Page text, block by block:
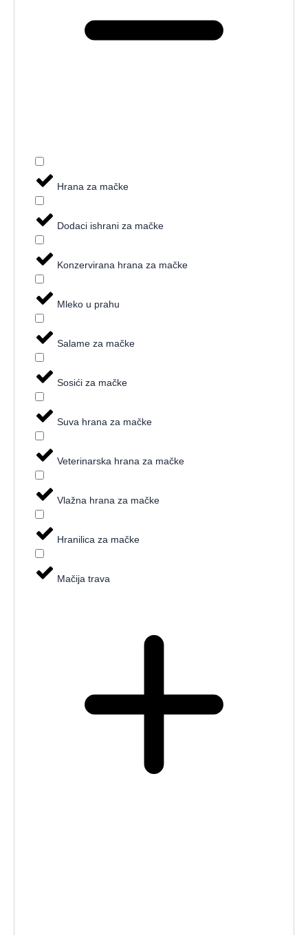
Hrana za mačke
Dodaci ishrani za mačke
Konzervirana hrana za mačke
Mleko u prahu
Salame za mačke
Sosići za mačke
Suva hrana za mačke
Veterinarska hrana za mačke
Vlažna hrana za mačke
Hranilica za mačke
Mačija trava